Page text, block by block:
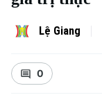
Lệ Giang
0